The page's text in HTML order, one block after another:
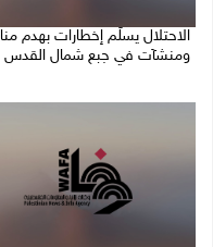
الاحتلال يسلّم إخطارات بهدم
ومنشآت في جبع شمال القدس